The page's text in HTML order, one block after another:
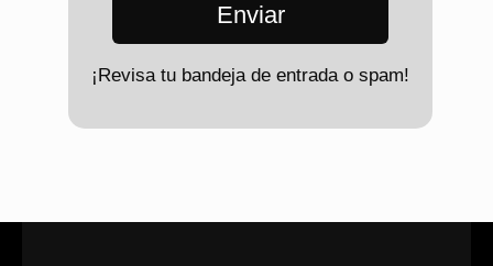
Enviar
¡Revisa tu bandeja de entrada o spam!